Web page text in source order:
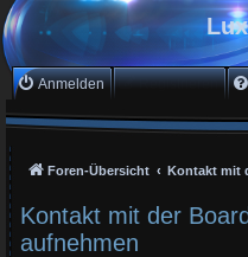
Anmelden Registrieren
Foren-Übersicht Kontakt mit
Kontakt mit der
aufnehmen